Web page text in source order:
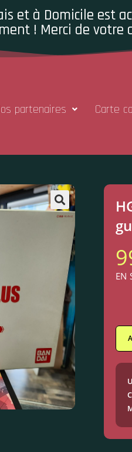
et à Domicile est
! Merci de votre
partenaires Carte
EN